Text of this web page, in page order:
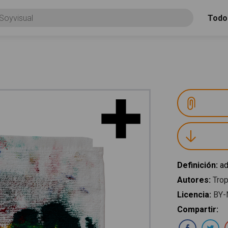
Todo
Definición:
Autores:
Licencia:
Compartir: